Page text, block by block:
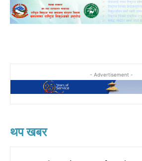
- Advertisement -
थप खबर